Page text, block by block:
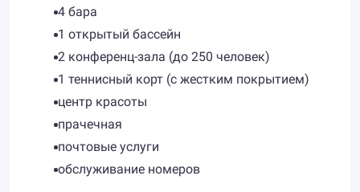
4 бара
1 открытый бассейн
2 конференц-зала (до 250 человек)
1 теннисный корт (с жестким покрытием)
центр красоты
прачечная
почтовые услуги
обслуживание номеров